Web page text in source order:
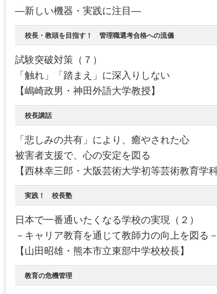
―新しい機器・実践に注目―
校長・教頭を目指す！ 管理職選考合格への流儀
試験突破対策（７）
「触れ」「踏まえ」に深入りしない
【嶋崎政男・神田外語大学教授】
校長講話
「悲しみの共有」により、癒やされた心
被害者支援で、心の安定を図る
【西林幸三郎・大阪芸術大学初等芸術教育学
実践！ 校長塾
日本で一番通いたくなる学校の実現（２）
－キャリア教育を通じて教師力の向上を図る
【山田昭雄・熊本市立東部中学校校長】
教育の危機管理